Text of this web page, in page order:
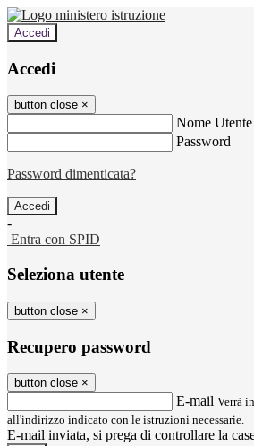
Accedi
Accedi
button close ×
Nome Utente
Password
Password dimenticata?
-
Entra con SPID
Seleziona utente
button close ×
Recupero password
button close ×
E-mail Verrà
all'indirizzo indicato con le istruzioni necessarie.
E-mail inviata, si prega di controllare la